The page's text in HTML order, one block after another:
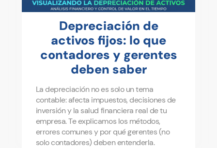
Depreciación de
activos fijos: lo que
contadores y gerentes
deben saber
La depreciación no es solo un tema
contable: afecta impuestos, decisiones de
inversión y la salud financiera real de tu
empresa. Te explicamos los métodos,
errores comunes y por qué gerentes (no
solo contadores) deben entenderla.